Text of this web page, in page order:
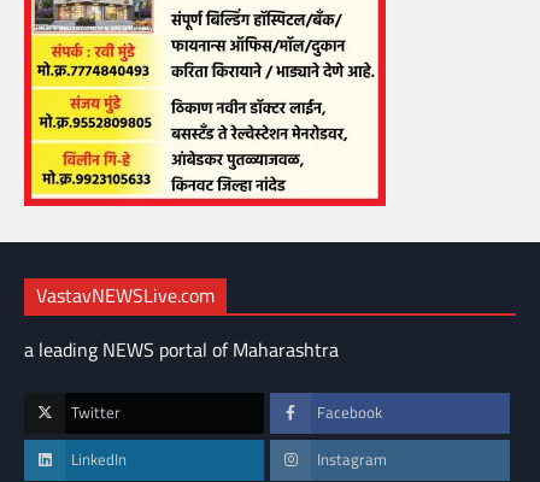
VastavNEWSLive.com
a leading NEWS portal of Maharashtra
Twitter Facebook
LinkedIn Instagram